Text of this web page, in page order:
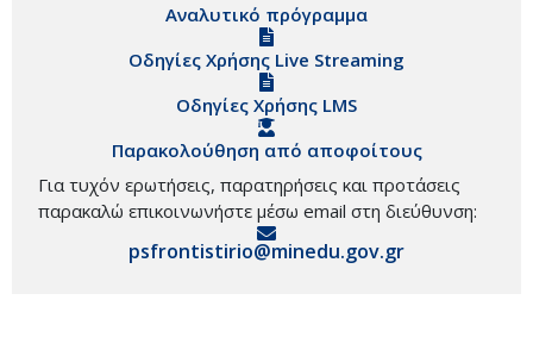
Αναλυτικό πρόγραμμα
Οδηγίες Χρήσης Live Streaming
Οδηγίες Χρήσης LMS
Παρακολούθηση από αποφοίτους
Για τυχόν ερωτήσεις, παρατηρήσεις και προτάσεις
παρακαλώ επικοινωνήστε μέσω email στη διεύθυνση:
psfrontistirio@minedu.gov.gr